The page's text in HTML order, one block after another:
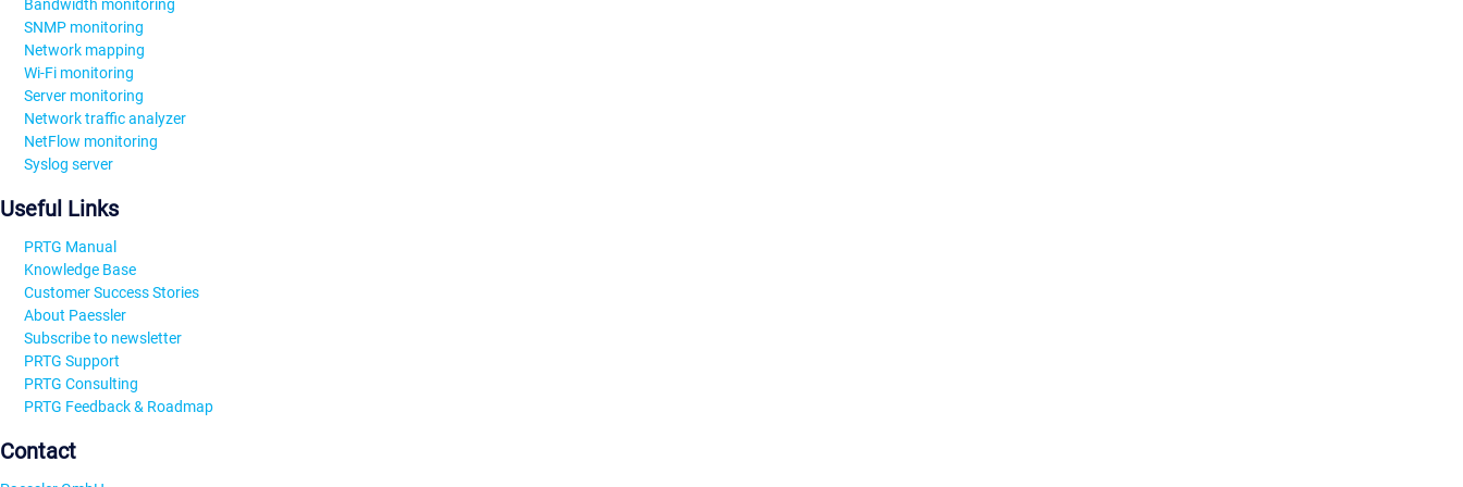
Bandwidth monitoring
SNMP monitoring
Network mapping
Wi-Fi monitoring
Server monitoring
Network traffic analyzer
NetFlow monitoring
Syslog server
Useful Links
PRTG Manual
Knowledge Base
Customer Success Stories
About Paessler
Subscribe to newsletter
PRTG Support
PRTG Consulting
PRTG Feedback & Roadmap
Contact